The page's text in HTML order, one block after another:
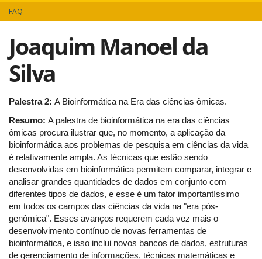
FAQ
Joaquim Manoel da
Silva
Palestra 2: A Bioinformática na Era das ciências ômicas.
Resumo: A palestra de bioinformática na era das ciências
ômicas procura ilustrar que, no momento, a aplicação da
bioinformática aos problemas de pesquisa em ciências da vida
é relativamente ampla. As técnicas que estão sendo
desenvolvidas em bioinformática permitem comparar, integrar e
analisar grandes quantidades de dados em conjunto com
diferentes tipos de dados, e esse é um fator importantíssimo
em todos os campos das ciências da vida na "era pós-
genômica". Esses avanços requerem cada vez mais o
desenvolvimento contínuo de novas ferramentas de
bioinformática, e isso inclui novos bancos de dados, estruturas
de gerenciamento de informações, técnicas matemáticas e